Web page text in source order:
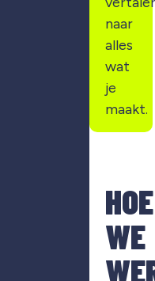
HOE
WE
naar
alles
wat
je
maakt.